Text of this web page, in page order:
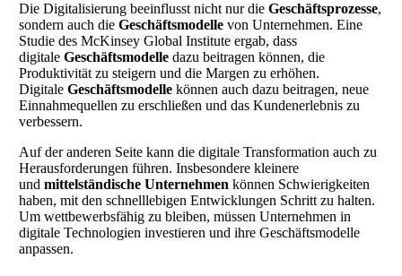
Die Digitalisierung beeinflusst nicht nur die Geschäftsprozesse,
sondern auch die Geschäftsmodelle von Unternehmen. Eine
Studie des McKinsey Global Institute ergab, dass
digitale Geschäftsmodelle dazu beitragen können, die
Produktivität zu steigern und die Margen zu erhöhen.
Digitale Geschäftsmodelle können auch dazu beitragen, neue
Einnahmequellen zu erschließen und das Kundenerlebnis zu
verbessern.
Auf der anderen Seite kann die digitale Transformation auch zu
Herausforderungen führen. Insbesondere kleinere
und mittelständische Unternehmen können Schwierigkeiten
haben, mit den schnelllebigen Entwicklungen Schritt zu halten.
Um wettbewerbsfähig zu bleiben, müssen Unternehmen in
digitale Technologien investieren und ihre Geschäftsmodelle
anpassen.